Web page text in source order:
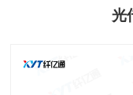
光